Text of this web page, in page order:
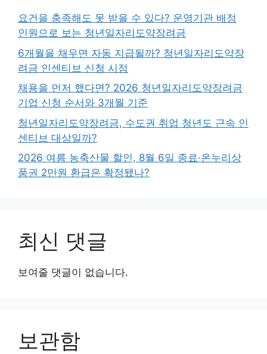
요건을 충족해도 못 받을 수 있다? 운영기관 배정
인원으로 보는 청년일자리도약장려금
6개월을 채우면 자동 지급될까? 청년일자리도약장
려금 인센티브 신청 시점
채용을 먼저 했다면? 2026 청년일자리도약장려금
기업 신청 순서와 3개월 기준
청년일자리도약장려금, 수도권 취업 청년도 근속 인
센티브 대상일까?
2026 여름 농축산물 할인, 8월 6일 종료·온누리상
품권 2만원 환급은 확정됐나?
최신 댓글
보여줄 댓글이 없습니다.
보관함